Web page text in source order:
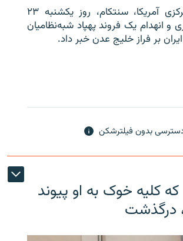
ستاد فرماندهی مرکزی آمریکا، سنتکام، روز یکشنبه ۲۳
و انهدام یک فروند پهپاد شبه‌نظامیان
بر فراز خلیج عدن خبر داد.
بدون فیلترشکن
که کلیه خوک به او پیوند
درگذشت